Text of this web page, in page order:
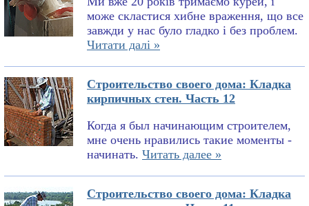
може скластися хибне враження, що все
завжди у нас було гладко і без проблем.
Читати далі »
Строительство своего дома: Кладка
кирпичных стен. Часть 12
Когда я был начинающим строителем,
мне очень нравились такие моменты -
начинать. Читать далее »
Строительство своего дома: Кладка